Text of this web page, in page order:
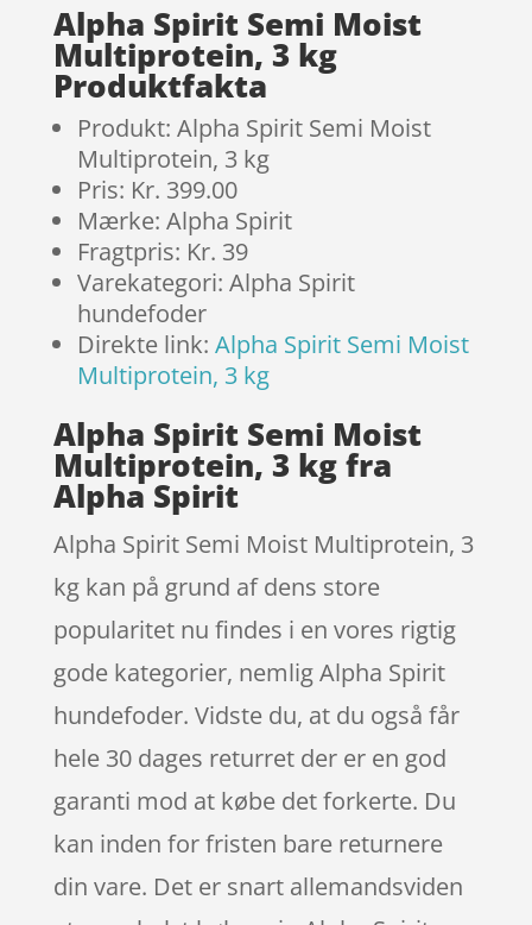
Alpha Spirit Semi Moist
Multiprotein, 3 kg
Produktfakta
Produkt: Alpha Spirit Semi Moist
Multiprotein, 3 kg
Pris: Kr. 399.00
Mærke: Alpha Spirit
Fragtpris: Kr. 39
Varekategori: Alpha Spirit
hundefoder
Direkte link: Alpha Spirit Semi Moist
Multiprotein, 3 kg
Alpha Spirit Semi Moist
Multiprotein, 3 kg fra
Alpha Spirit
Alpha Spirit Semi Moist Multiprotein, 3
kg kan på grund af dens store
popularitet nu findes i en vores rigtig
gode kategorier, nemlig Alpha Spirit
hundefoder. Vidste du, at du også får
hele 30 dages returret der er en god
garanti mod at købe det forkerte. Du
kan inden for fristen bare returnere
din vare. Det er snart allemandsviden